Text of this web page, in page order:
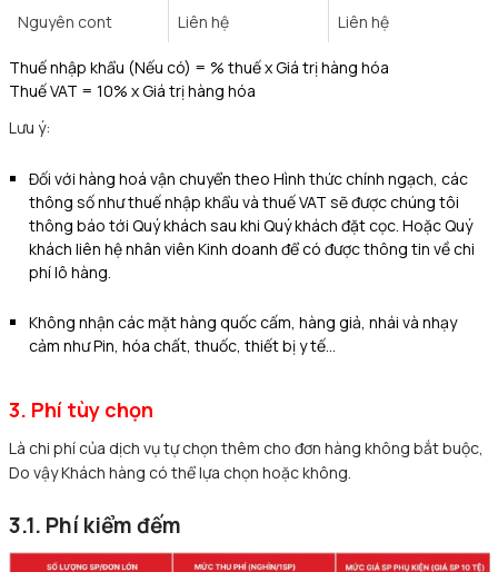
Nguyên cont Liên hệ Liên hệ
Thuế nhập khẩu (Nếu có) = % thuế x Giá trị hàng hóa
Thuế VAT = 10% x Giá trị hàng hóa
Lưu ý:
Đối với hàng hoá vận chuyển theo Hình thức chính ngạch, các
thông số như thuế nhập khẩu và thuế VAT sẽ được chúng tôi
thông báo tới Quý khách sau khi Quý khách đặt cọc. Hoặc Quý
khách liên hệ nhân viên Kinh doanh để có được thông tin về chi
phí lô hàng.
Không nhận các mặt hàng quốc cấm, hàng giả, nhái và nhạy
cảm như Pin, hóa chất, thuốc, thiết bị y tế…
3. Phí tùy chọn
Là chi phí của dịch vụ tự chọn thêm cho đơn hàng không bắt buộc,
Do vậy Khách hàng có thể lựa chọn hoặc không.
3.1. Phí kiểm đếm